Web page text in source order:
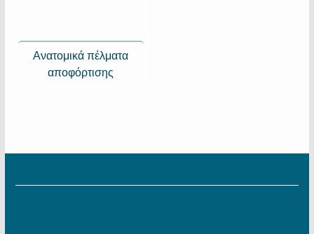
Ανατομικά πέλματα
αποφόρτισης